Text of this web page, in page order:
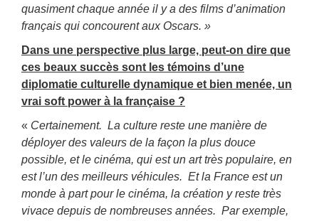
quasiment chaque année il y a des films d’animation
français qui concourent aux Oscars. »
Dans une perspective plus large, peut-on dire que
ces beaux succès sont les témoins d’une
diplomatie culturelle dynamique et bien menée, un
vrai soft power à la française ?
« Certainement. La culture reste une manière de
déployer des valeurs de la façon la plus douce
possible, et le cinéma, qui est un art très populaire, en
est l’un des meilleurs véhicules. Et la France est un
monde à part pour le cinéma, la création y reste très
vivace depuis de nombreuses années. Par exemple,